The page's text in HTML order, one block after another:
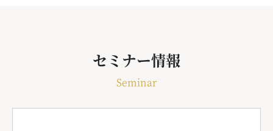
セミナー情報
Seminar